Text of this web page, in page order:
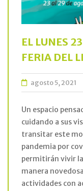
EL LUNES
FERIA DEL
agosto 5, 2021
Un espacio
cuidando a sus
transitar este
pandemia por
permitirán vivir la
manera
actividades con